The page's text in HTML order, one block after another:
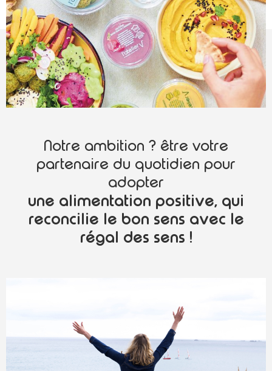
Notre ambition ? être votre
partenaire du quotidien pour
adopter
une alimentation positive, qui
reconcilie le bon sens avec le
régal des sens !